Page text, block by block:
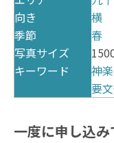
向き
横
季節
春
写真サイズ
キーワード
神楽
要
一度に申し込